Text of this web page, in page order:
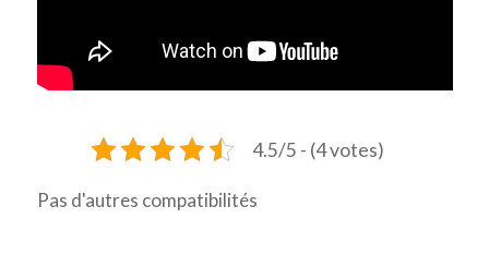
4.5/5 - (4 votes)
Pas d'autres compatibilités